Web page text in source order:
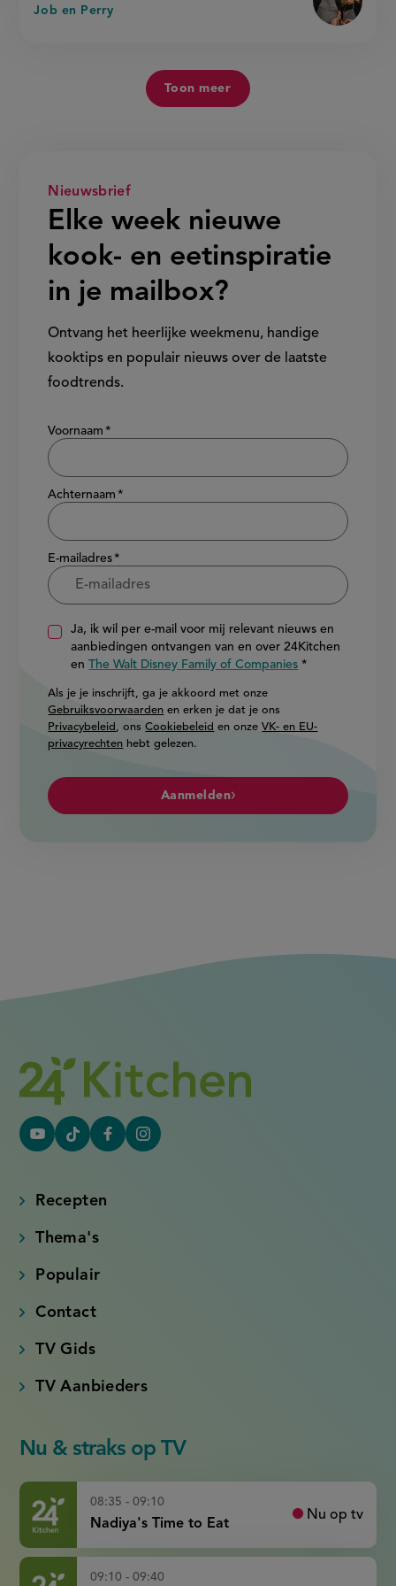
Job en Perry
Toon meer
Nieuwsbrief
Elke week nieuwe
kook- en eetinspiratie
in je mailbox?
Ontvang het heerlijke weekmenu, handige
kooktips en populair nieuws over de laatste
foodtrends.
Show/hide
Voornaam
Achternaam
E-mailadres
Ja, ik wil per e-mail voor mij relevant nieuws en
aanbiedingen ontvangen van en over 24Kitchen
enThe Walt Disney Family of Companies
Als je je inschrijft, ga je akkoord met onze
Gebruiksvoorwaarden en erken je dat je ons
Privacybeleid , onsCookiebeleid en onzeVK- en EU-
privacyrechten hebt gelezen.
Aanmelden
YouTube
link)
Tiktok
link)
FacebookInstagram
Recepten
Thema's
Populair
Contact
TV Gids
TV Aanbieders
Nu & straks op TV
08:35 - 09:10
Nadiya's Time to Eat
Nu op tv
09:10 - 09:40